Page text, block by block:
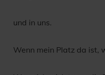
und in uns.
Wenn mein Platz da ist,